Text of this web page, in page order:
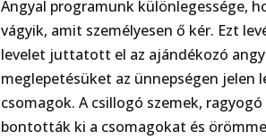
Angyal programunk különlegessége,
vágyik, amit személyesen ő kér. Ezt
levelet juttatott el az ajándékozó
meglepetésüket az ünnepségen
csomagok. A csillogó szemek,
bontották ki a csomagokat és